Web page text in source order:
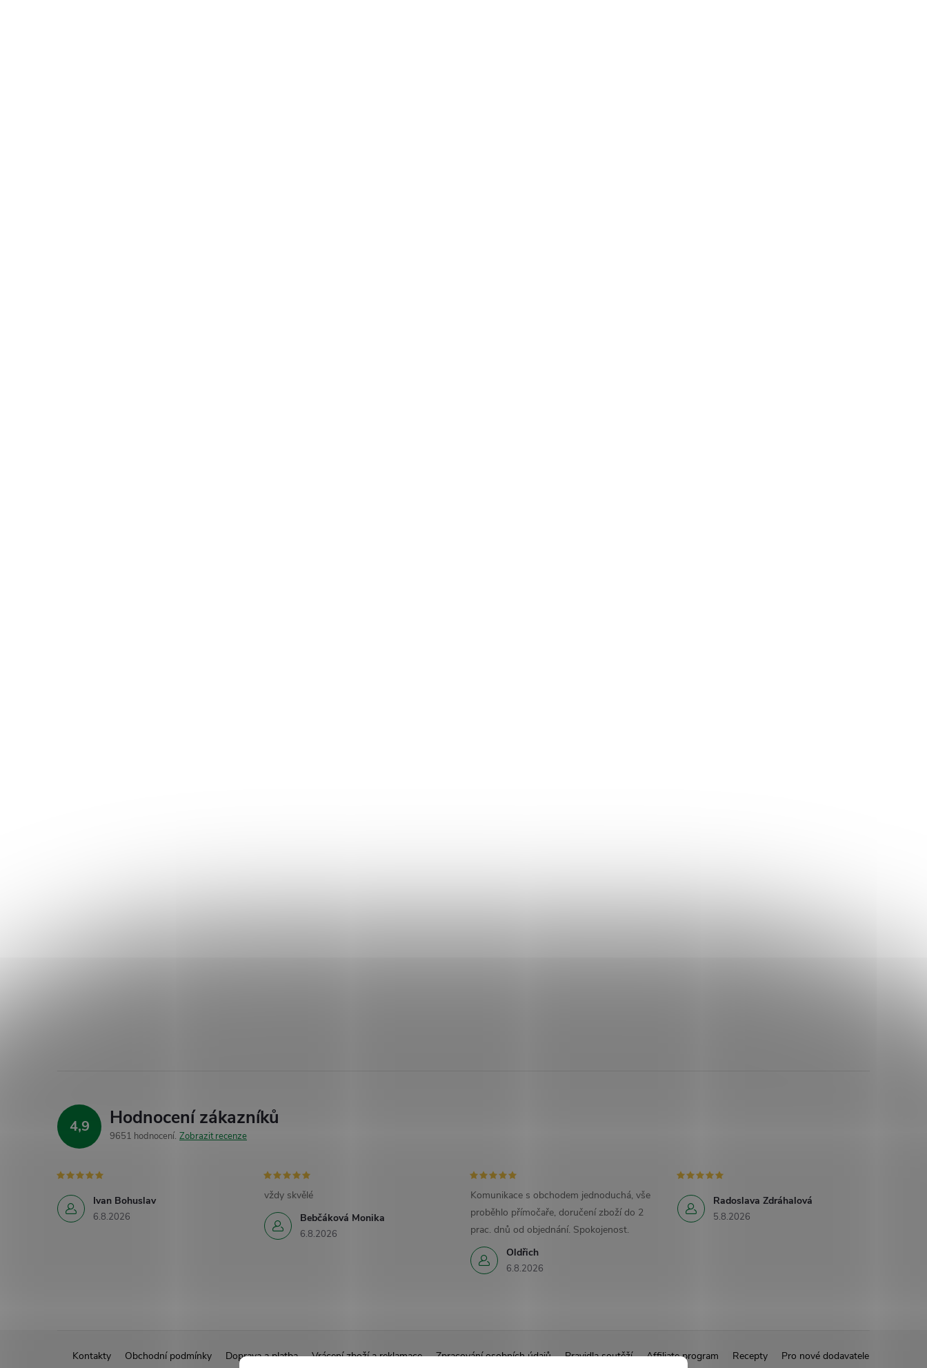
4,9 Hodnocení zákazníků
9651 hodnocení Zobrazit recenze
Ivan Bohuslav
6.8.2026 Bebčáková Monika
6.8.2026
vždy skvělé
Oldřich
6.8.2026
Komunikace s obchodem jednoduchá, vše
proběhlo přímočaře, doručení zboží do 2
prac. dnů od objednání. Spokojenost.
Radoslava Zdráhalová
5.8.2026
Kontakty Obchodní podmínky Doprava a platba Vrácení zboží a reklamace Zpracování osobních údajů Pravidla soutěží Affiliate program Recepty Pro nové dodavatele